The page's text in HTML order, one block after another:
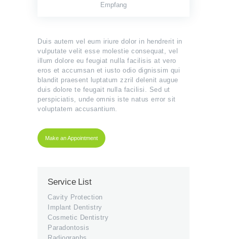
Empfang
Duis autem vel eum iriure dolor in hendrerit in
vulputate velit esse molestie consequat, vel
illum dolore eu feugiat nulla facilisis at vero
eros et accumsan et iusto odio dignissim qui
blandit praesent luptatum zzril delenit augue
duis dolore te feugait nulla facilisi. Sed ut
perspiciatis, unde omnis iste natus error sit
voluptatem accusantium.
Make an Appointment
Service List
Cavity Protection
Implant Dentistry
Cosmetic Dentistry
Paradontosis